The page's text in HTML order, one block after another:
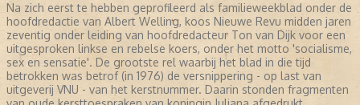
Na zich eerst te hebben geprofileerd als familieweekblad onder de
hoofdredactie van Albert Welling, koos Nieuwe Revu midden jaren
zeventig onder leiding van hoofdredacteur Ton van Dijk voor een
uitgesproken linkse en rebelse koers, onder het motto 'socialisme,
sex en sensatie'. De grootste rel waarbij het blad in die tijd
betrokken was betrof (in 1976) de versnippering - op last van
uitgeverij VNU - van het kerstnummer. Daarin stonden fragmenten